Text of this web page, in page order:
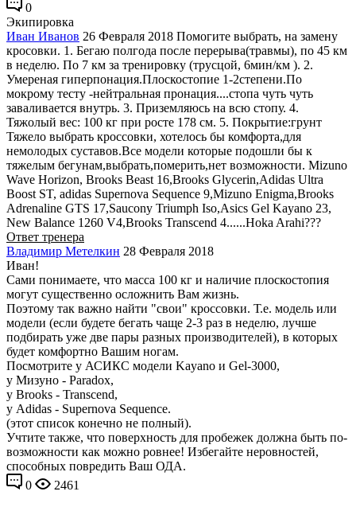
0
Экипировка
Иван Иванов 26 Февраля 2018 Помогите выбрать, на замену
кросовки. 1. Бегаю полгода после перерыва(травмы), по 45 км
в неделю. По 7 км за тренировку (трусцой, 6мин/км ). 2.
Умереная гиперпонация.Плоскостопие 1-2степени.По
мокрому тесту -нейтральная пронация....стопа чуть чуть
заваливается внутрь. 3. Приземляюсь на всю стопу. 4.
Тяжолый вес: 100 кг при росте 178 см. 5. Покрытие:грунт
Тяжело выбрать кроссовки, хотелось бы комфорта,для
немолодых суставов.Все модели которые подошли бы к
тяжелым бегунам,выбрать,померить,нет возможности. Mizuno
Wave Horizon, Brooks Beast 16,Brooks Glycerin,Adidas Ultra
Boost ST, adidas Supernova Sequence 9,Mizuno Enigma,Brooks
Adrenaline GTS 17,Saucony Triumph Iso,Asics Gel Kayano 23,
New Balance 1260 V4,Brooks Transcend 4......Hoka Arahi???
Ответ тренера
Владимир Метелкин 28 Февраля 2018
Иван!
Сами понимаете, что масса 100 кг и наличие плоскостопия
могут существенно осложнить Вам жизнь.
Поэтому так важно найти "свои" кроссовки. Т.е. модель или
модели (если будете бегать чаще 2-3 раз в неделю, лучше
подбирать уже две пары разных производителей), в которых
будет комфортно Вашим ногам.
Посмотрите у АСИКС модели Kayano и Gel-3000,
у Мизуно - Paradox,
у Brooks - Transcend,
у Adidas - Supernova Sequence.
(этот список конечно не полный).
Учтите также, что поверхность для пробежек должна быть по-
возможности как можно ровнее! Избегайте неровностей,
способных повредить Ваш ОДА.
0
2461